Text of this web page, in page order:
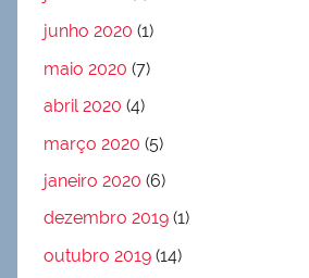
junho 2020 (1)
maio 2020 (7)
abril 2020 (4)
março 2020 (5)
janeiro 2020 (6)
dezembro 2019 (1)
outubro 2019 (14)